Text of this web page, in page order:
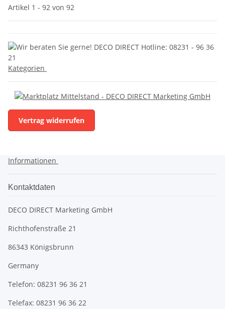
Artikel 1 - 92 von 92
Kategorien
Vertrag widerrufen
Informationen
Kontaktdaten
DECO DIRECT Marketing GmbH
Richthofenstraße 21
86343 Königsbrunn
Germany
Telefon: 08231 96 36 21
Telefax: 08231 96 36 22